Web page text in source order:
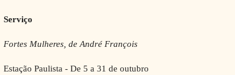
Serviço
Fortes Mulheres, de André François
Estação Paulista - De 5 a 31 de outubro